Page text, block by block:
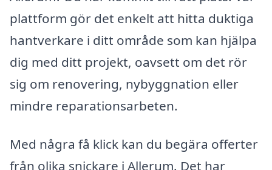
plattform gör det enkelt att hitta duktiga
hantverkare i ditt område som kan hjälpa
dig med ditt projekt, oavsett om det rör
sig om renovering, nybyggnation eller
mindre reparationsarbeten.
Med några få klick kan du begära offerter
från olika snickare i Allerum. Det har